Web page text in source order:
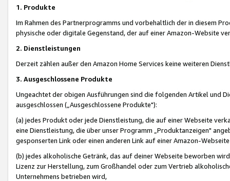
1. Produkte
Im Rahmen des Partnerprogramms und vorbehaltlich der in diesem
physische oder digitale Gegenstand, der auf einer Amazon-Website
2. Dienstleistungen
Derzeit zählen außer den Amazon Home Services keine weiteren
3. Ausgeschlossene Produkte
Ungeachtet der obigen Ausführungen sind die folgenden Artikel und
ausgeschlossen („Ausgeschlossene Produkte"):
(a) jedes Produkt oder jede Dienstleistung, die auf einer Webseite
eine Dienstleistung, die über unser Programm „Produktanzeigen"
gesponserten Link oder einen anderen Link auf einer Amazon-
(b) jedes alkoholische Getränk, das auf deiner Webseite beworben
Lizenz zur Herstellung, zum Großhandel oder zum Vertrieb
Unternehmens betrieben wird,